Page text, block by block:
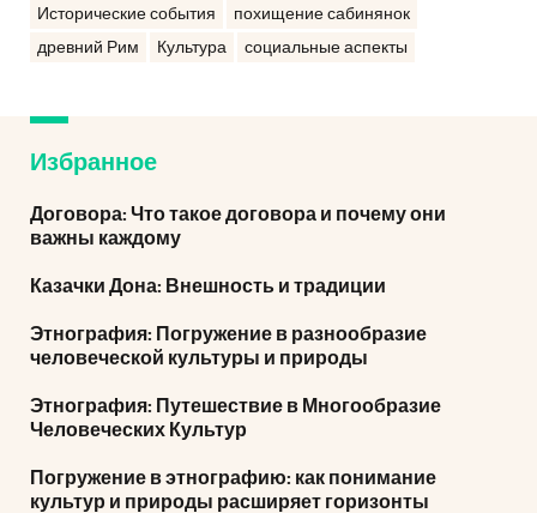
Исторические события
похищение сабинянок
древний Рим
Культура социальные аспекты
Избранное
Договора: Что такое договора и почему они
важны каждому
Казачки Дона: Внешность и традиции
Этнография: Погружение в разнообразие
человеческой культуры и природы
Этнография: Путешествие в Многообразие
Человеческих Культур
Погружение в этнографию: как понимание
культур и природы расширяет горизонты